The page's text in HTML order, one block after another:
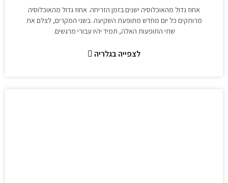
אחוז גדול מהאוכלוסיה ישנים בזמן הזריחה. אחוז גדול מהאוכלוסיה
מרותקים כל יום מחדש מתופעת השקיעה. בשני המקרים, לצלם את
שתי התופעות האלה, תמיד יהיו עבורי מרגשים.
לצפייה בגלריה